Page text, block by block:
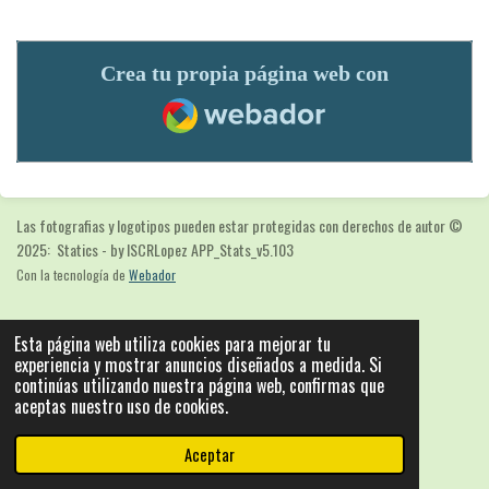
Esta página web utiliza cookies para mejorar tu
experiencia y mostrar anuncios diseñados a medida. Si
continúas utilizando nuestra página web, confirmas que
aceptas nuestro uso de cookies.
Aceptar
Crea tu propia página web con
Webador
Las fotografias y logotipos pueden estar protegidas con derechos de autor©
2025: Statics - by ISCRLopez APP_Stats_v5.103
Con la tecnología de Webador